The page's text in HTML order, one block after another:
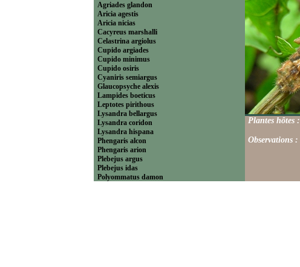
Agriades glandon
Aricia agestis
Aricia nicias
Cacyreus marshalli
Celastrina argiolus
Cupido argiades
Cupido minimus
Cupido osiris
Cyaniris semiargus
Glaucopsyche alexis
Lampides boeticus
Leptotes pirithous
Lysandra bellargus
Lysandra coridon
Lysandra hispana
Phengaris alcon
Phengaris arion
Plebejus argus
Plebejus idas
Polyommatus damon
Plantes hôtes :
Observations :